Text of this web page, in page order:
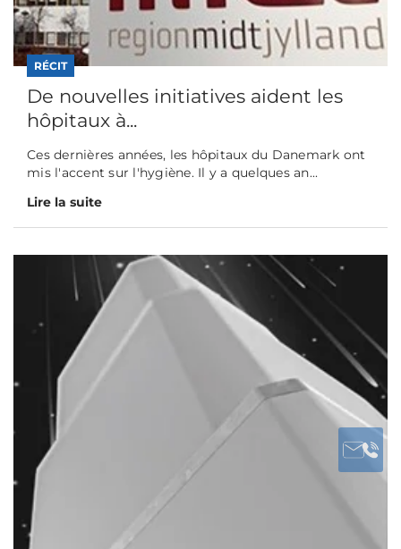
RÉCIT
De nouvelles initiatives aident les
hôpitaux à...
Ces dernières années, les hôpitaux du Danemark ont
mis l'accent sur l'hygiène. Il y a quelques an...
Lire la suite